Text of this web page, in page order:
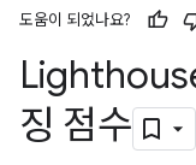
도움이 되었나요?
징 점수